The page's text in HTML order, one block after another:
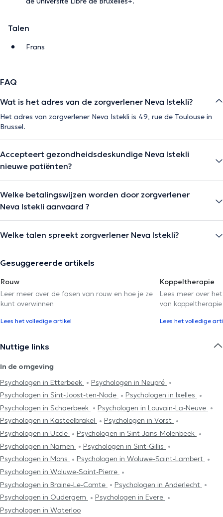
Talen
Frans
FAQ
Wat is het adres van de zorgverlener Neva Istekli?
Het adres van zorgverlener Neva Istekli is 49, rue de Toulouse in
Brussel.
Accepteert gezondheidsdeskundige Neva Istekli
nieuwe patiënten?
Welke betalingswijzen worden door zorgverlener
Neva Istekli aanvaard ?
Welke talen spreekt zorgverlener Neva Istekli?
Gesuggereerde artikels
Rouw
Leer meer over de fasen van rouw en hoe je ze
kunt overwinnen
Lees het volledige artikel
Koppeltherapie
Lees meer over
van koppeltherapie
Lees het volledige
Nuttige links
In de omgeving
Psychologen in Etterbeek
Psychologen in Neupré
Psychologen in Sint-Joost-ten-Node
Psychologen in Ixelles
Psychologen in Schaerbeek
Psychologen in Louvain-La-Neuve
Psychologen in Kasteelbrakel
Psychologen in Vorst
Psychologen in Uccle
Psychologen in Sint-Jans-Molenbeek
Psychologen in Namen
Psychologen in Sint-Gillis
Psychologen in Mons
Psychologen in Woluwe-Saint-Lambert
Psychologen in Woluwe-Saint-Pierre
Psychologen in Braine-Le-Comte
Psychologen in Anderlecht
Psychologen in Oudergem
Psychologen in Evere
Psychologen in Waterloo